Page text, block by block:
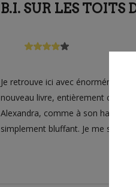
B.I. SUR LES TOITS
Je retrouve ici avec énormément
nouveau livre, entièrement
Alexandra, comme à son
simplement bluffant. Je me suis